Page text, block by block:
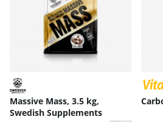
Massive Mass, 3.5 kg,
Swedish Supplements